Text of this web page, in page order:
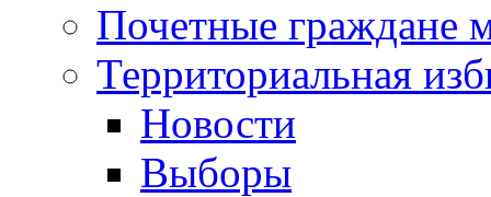
Почетные граждане
Территориальная
Новости
Выборы